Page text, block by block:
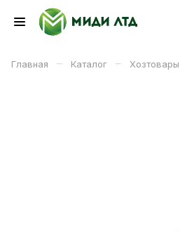
Главная – Каталог – Хозтовары